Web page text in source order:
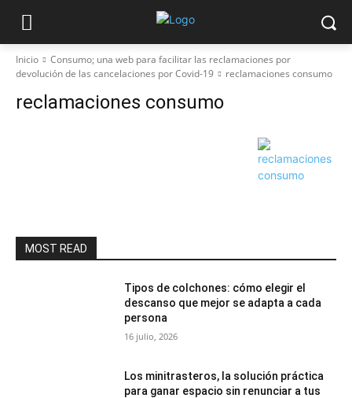
Inicio
Consumo; una web para facilitar las reclamaciones por
devolución de las cancelaciones por Covid-19
reclamaciones consumo
reclamaciones consumo
MOST READ
Tipos de colchones: cómo elegir el
descanso que mejor se adapta a cada
persona
16 julio, 2026
Los minitrasteros, la solución práctica
para ganar espacio sin renunciar a tus